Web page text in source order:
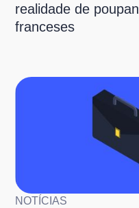
realidade de
franceses
NOTÍCIAS